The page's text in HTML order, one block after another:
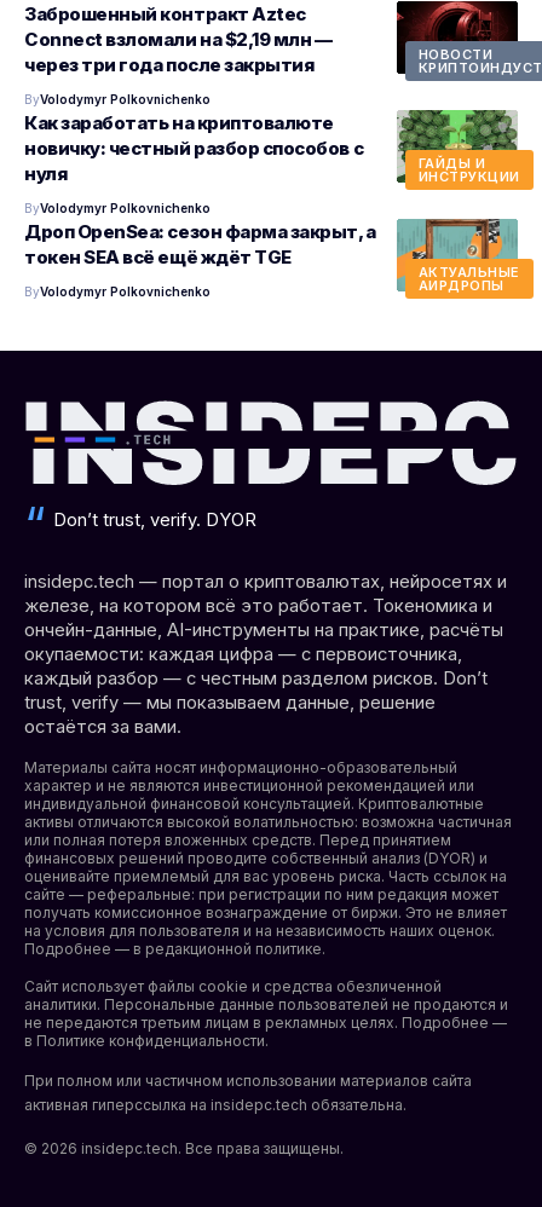
НОВОСТИ
Заброшенный контракт Aztec
Connect взломали на $2,19 млн —
через три года после закрытия
ByVolodymyr Polkovnichenko
ГАЙДЫ И
ИНСТРУКЦИИ
Как заработать на криптовалюте
новичку: честный разбор способов с
нуля
ByVolodymyr Polkovnichenko
АКТУАЛЬНЫЕ
АИРДРОПЫ
Дроп OpenSea: сезон фарма закрыт, а
токен SEA всё ещё ждёт TGE
ByVolodymyr Polkovnichenko
Don’t trust, verify. DYOR
insidepc.tech — портал о криптовалютах, нейросетях и
железе, на котором всё это работает. Токеномика и
ончейн-данные, AI-инструменты на практике, расчёты
окупаемости: каждая цифра — с первоисточника,
каждый разбор — с честным разделом рисков. Don’t
trust, verify — мы показываем данные, решение
остаётся за вами.
Материалы сайта носят информационно-образовательный
характер и не являются инвестиционной рекомендацией или
индивидуальной финансовой консультацией. Криптовалютные
активы отличаются высокой волатильностью: возможна частичная
или полная потеря вложенных средств. Перед принятием
финансовых решений проводите собственный анализ (DYOR) и
оценивайте приемлемый для вас уровень риска. Часть ссылок на
сайте — реферальные: при регистрации по ним редакция может
получать комиссионное вознаграждение от биржи. Это не влияет
на условия для пользователя и на независимость наших оценок.
Подробнее — в редакционной политике.
Сайт использует файлы cookie и средства обезличенной
аналитики. Персональные данные пользователей не продаются и
не передаются третьим лицам в рекламных целях. Подробнее —
в Политике конфиденциальности.
При полном или частичном использовании материалов сайта
активная гиперссылка на insidepc.tech обязательна.
© 2026 insidepc.tech. Все права защищены.